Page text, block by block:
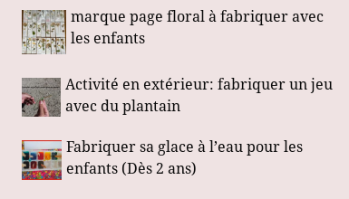
marque page floral à fabriquer avec
les enfants
Activité en extérieur: fabriquer un jeu
avec du plantain
Fabriquer sa glace à l’eau pour les
enfants (Dès 2 ans)